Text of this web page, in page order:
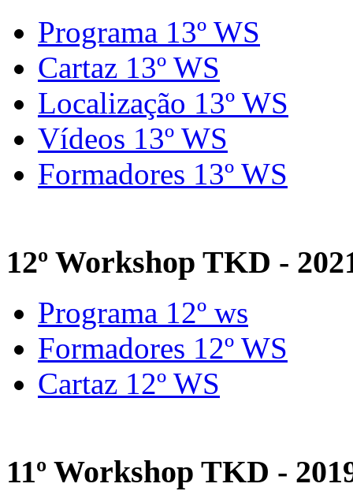
Programa 13º WS
Cartaz 13º WS
Localização 13º WS
Vídeos 13º WS
Formadores 13º WS
12º Workshop TKD -
Programa 12º ws
Formadores 12º WS
Cartaz 12º WS
11º Workshop TKD -